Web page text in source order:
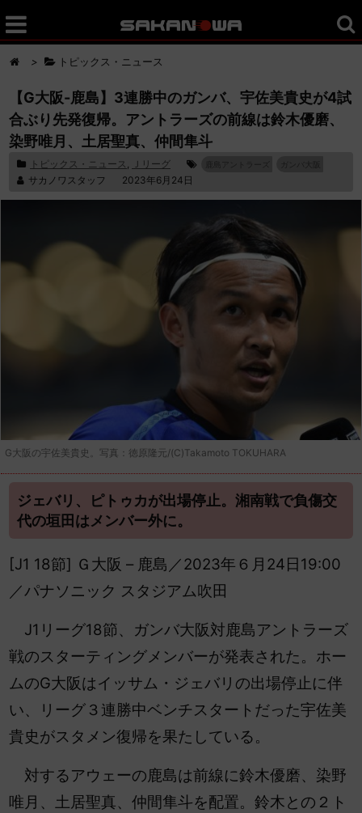
> トピックス・ニュース
【G大阪-鹿島】3連勝中のガンバ、宇佐美貴史が4試
合ぶり先発復帰。アントラーズの前線は鈴木優磨、
染野唯月、土居聖真、仲間隼斗
トピックス・ニュース , Ｊリーグ
サカノワスタッフ 2023年6月24日
G大阪の宇佐美貴史。写真：徳原隆元/(C)Takamoto TOKUHARA
ジェバリ、ピトゥカが出場停止。湘南戦で負傷交
代の垣田はメンバー外に。
[J1 18節] Ｇ大阪 – 鹿島／2023年６月24日19:00
／パナソニック スタジアム吹田
J1リーグ18節、ガンバ大阪対鹿島アントラーズ
戦のスターティングメンバーが発表された。ホー
ムのG大阪はイッサム・ジェバリの出場停止に伴
い、リーグ３連勝中ベンチスタートだった宇佐美
貴史がスタメン復帰を果たしている。
対するアウェーの鹿島は前線に鈴木優磨、染野
唯月、土居聖真、仲間隼斗を配置。鈴木との２ト